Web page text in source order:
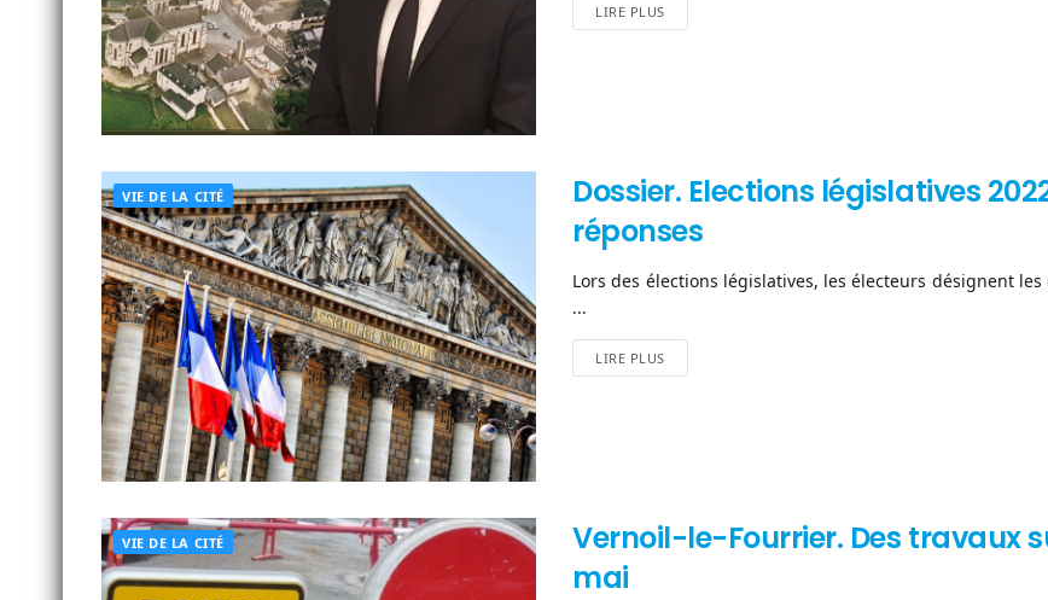
LIRE PLUS
VIE DE LA CITÉ
Dossier. Elections législatives
réponses
Lors des élections législatives, les électeurs désignent
...
LIRE PLUS
VIE DE LA CITÉ
Vernoil-le-Fourrier. Des travaux
mai